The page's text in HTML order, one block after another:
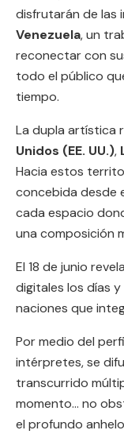
disfrutarán de las
Venezuela, un
reconectar con
todo el público
tiempo.
La dupla artística
Unidos (EE. UU.),
Hacia estos
concebida desde
cada espacio
una composición
El 18 de junio
digitales los días
naciones que
Por medio del
intérpretes, se
transcurrido
momento… no
el profundo